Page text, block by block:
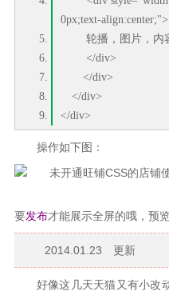
0px;text-align:center;">
轮播，图片，内容
</div>
</div>
</div>
</div>
操作如下图：
要发布才能展示全屏的哦，预
2014.01.23 更新
好像这几天天猫又有小改